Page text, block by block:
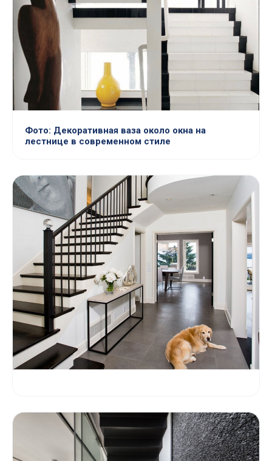
Фото: Декоративная ваза около окна на
лестнице в современном стиле